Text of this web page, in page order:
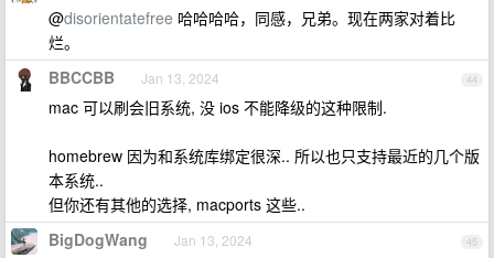
@disorientatefree 哈哈哈哈，同感，兄弟。现在两家对着比
烂。
44
BBCCBB Jan 13, 2024
mac 可以刷会旧系统, 没 ios 不能降级的这种限制.
homebrew 因为和系统库绑定很深.. 所以也只支持最近的几个版
本系统..
但你还有其他的选择, macports 这些..
45
BigDogWang Jan 13, 2024